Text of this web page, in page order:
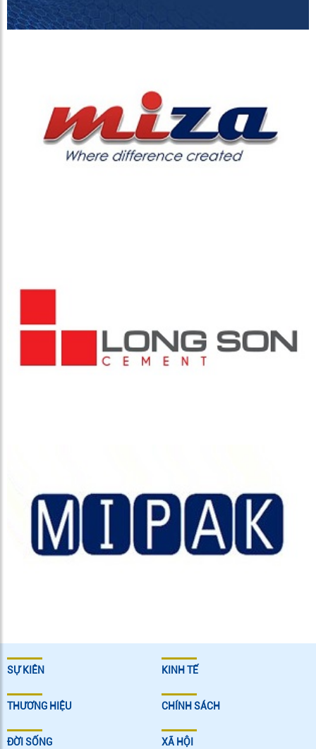
SỰ KIÊN KINH TẾ
THƯƠNG HIỆU CHÍNH SÁCH
ĐỜI SỐNG XÃ HỘI